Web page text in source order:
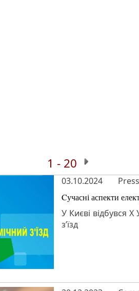
1 - 20
03.10.2024
Cучасні аспекти
У Києві відбувся Х
з’їзд